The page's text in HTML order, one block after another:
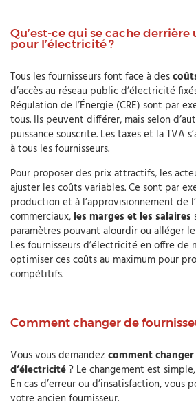
Qu’est-ce qui se cache
pour l’électricité ?
Tous les fournisseurs font face à des
d’accès au réseau public d’électricité
Régulation de l’Énergie (CRE) sont par
tous. Ils peuvent différer, mais selon
puissance souscrite. Les taxes et la TVA
à tous les fournisseurs.
Pour proposer des prix attractifs, les
ajuster les coûts variables. Ce sont par
production et à l’approvisionnement de
commerciaux, les marges et les salaires
paramètres pouvant alourdir ou alléger
Les fournisseurs d’électricité en offre de
optimiser ces coûts au maximum pour
compétitifs.
Comment changer de
Vous vous demandezcomment
d’électricité? Le changement est
En cas d’erreur ou d’insatisfaction, vous
votre ancien fournisseur.